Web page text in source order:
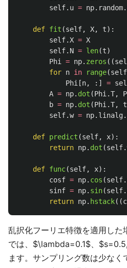
self. u = np. random.
def fit (self, X, t):
self.X = X
self. N = len(t)
Phi
= np. zeros ((
for n in range(self
Phi [n, :] =
A = np. dot (Phi .T,
b = np. dot (Phi .T, t
self.w = np. linalg.
def predict (self, x):
return np. dot (self.
def func(self, x):
cosf = np. cos (self.
sinf = np. sin(self.
return np. hstack((
乱択化フーリエ特徴を適用した
では、$\lambda=0.1$、
ます。サンプリング数は少な